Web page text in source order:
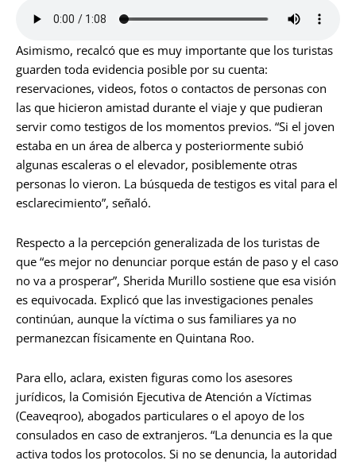
Asimismo, recalcó que es muy importante que los turistas
guarden toda evidencia posible por su cuenta:
reservaciones, videos, fotos o contactos de personas con
las que hicieron amistad durante el viaje y que pudieran
servir como testigos de los momentos previos. “Si el joven
estaba en un área de alberca y posteriormente subió
algunas escaleras o el elevador, posiblemente otras
personas lo vieron. La búsqueda de testigos es vital para el
esclarecimiento”, señaló.
Respecto a la percepción generalizada de los turistas de
que “es mejor no denunciar porque están de paso y el caso
no va a prosperar”, Sherida Murillo sostiene que esa visión
es equivocada. Explicó que las investigaciones penales
continúan, aunque la víctima o sus familiares ya no
permanezcan físicamente en Quintana Roo.
Para ello, aclara, existen figuras como los asesores
jurídicos, la Comisión Ejecutiva de Atención a Víctimas
(Ceaveqroo), abogados particulares o el apoyo de los
consulados en caso de extranjeros. “La denuncia es la que
activa todos los protocolos. Si no se denuncia, la autoridad